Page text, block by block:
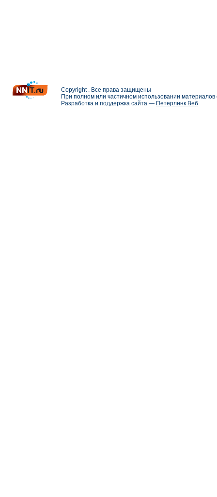
Copyright . Все права защищены
При полном или частичном использовании
Разработка и поддержка сайта — Петерлинк Веб